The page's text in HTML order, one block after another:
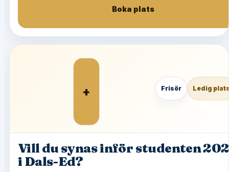
Boka plats
+ Frisör Ledig
Vill du synas inför studenten
i Dals-Ed?